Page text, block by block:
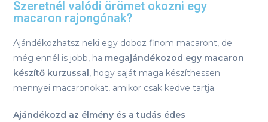
Szeretnél valódi örömet okozni egy
macaron rajongónak?
Ajándékozhatsz neki egy doboz finom macaront, de
még ennél is jobb, ha megajándékozod egy macaron
készítő kurzussal, hogy saját maga készíthessen
mennyei macaronokat, amikor csak kedve tartja.
Ajándékozd az élmény és a tudás édes